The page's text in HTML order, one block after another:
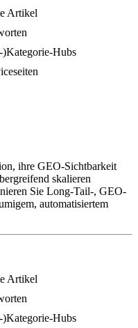
Artikel
Hubs
ihre GEO-Sichtbarkeit
skalieren
Sie Long-Tail-, GEO-
automatisiertem
Artikel
Hubs